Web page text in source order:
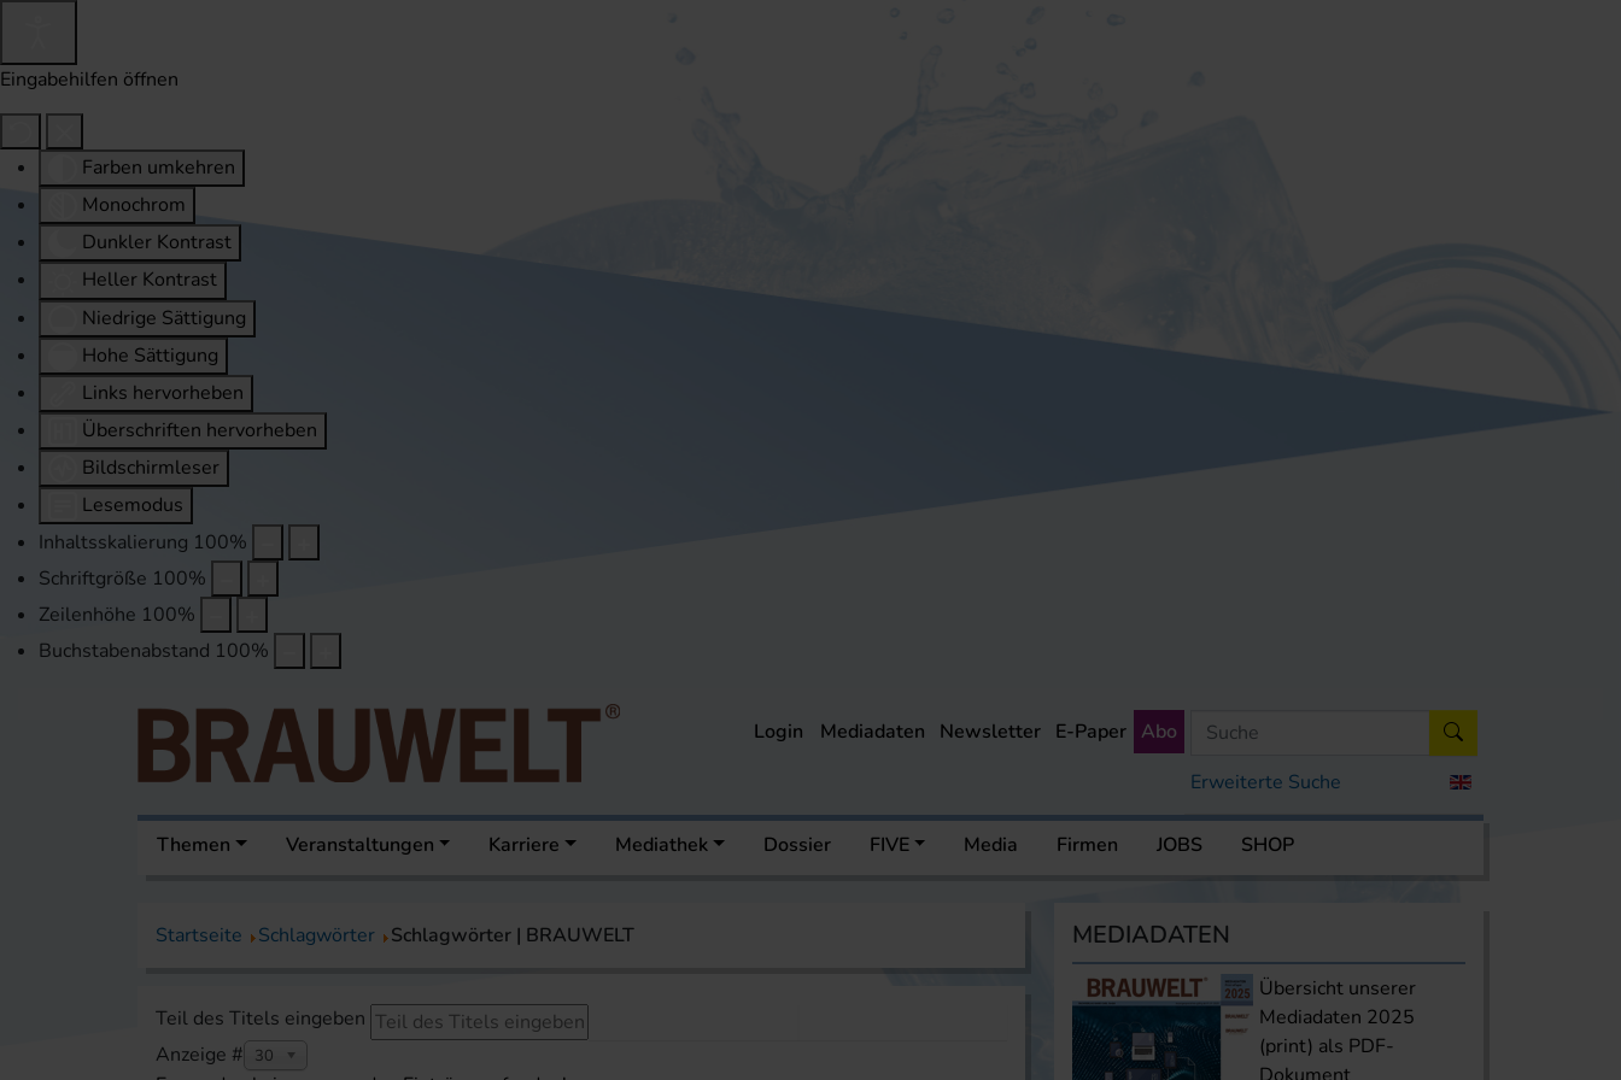
Eingabehilfen öffnen
Farben umkehren
Monochrom
Dunkler Kontrast
Heller Kontrast
Niedrige Sättigung
Hohe Sättigung
Links hervorheben
Überschriften hervorheben
Bildschirmleser
Lesemodus
Inhaltsskalierung 100%
Schriftgröße 100%
Zeilenhöhe 100%
Buchstabenabstand 100%
Erweiterte Suche
Login Mediadaten Newsletter E-Paper Abo
Themen Veranstaltungen Karriere Mediathek Dossier FIVE Media Firmen JOBS SHOP
Startseite Schlagwörter Schlagwörter | BRAUWELT
Teil des Titels eingeben
Anzeige #
30
MEDIADATEN
Übersicht unserer
Mediadaten 2025
(print) als PDF-